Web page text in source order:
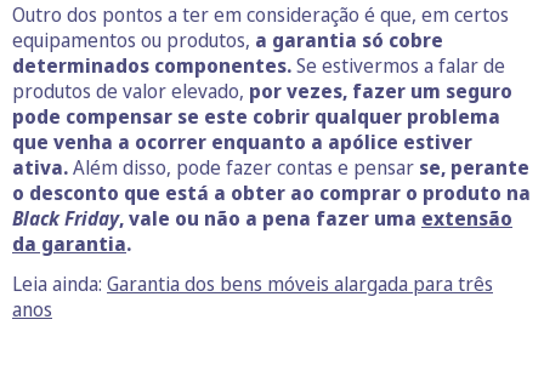
Outro dos pontos a ter em consideração é que, em certos
equipamentos ou produtos, a garantia só cobre
determinados componentes.Se estivermos a falar de
produtos de valor elevado, por vezes, fazer um seguro
pode compensar se este cobrir qualquer problema
que venha a ocorrer enquanto a apólice estiver
ativa.Além disso, pode fazer contas e pensar se, perante
o desconto que está a obter ao comprar o produto na
Black Friday, vale ou não a pena fazer uma extensão
da garantia.
Leia ainda: Garantia dos bens móveis alargada para três
anos